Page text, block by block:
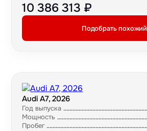
10 386 313 ₽
Подобрать похожий
Audi A7, 2026
Год выпуска
Мощность
Пробег